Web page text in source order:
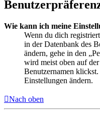
Wie kann ich meine
Wenn du dich
in der Datenbank des
ändern, gehe in den
wird meist oben auf
Benutzernamen
Einstellungen ändern.
Nach oben